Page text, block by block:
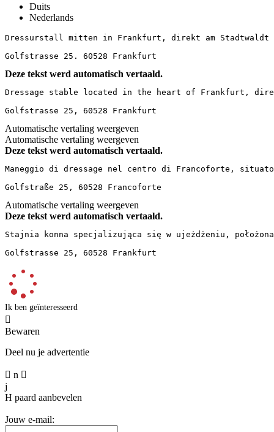
Duits
Nederlands
Dressurstall mitten in Frankfurt, direkt am Stadtwaldt
Golfstrasse 25. 60528 Frankfurt
Deze tekst werd automatisch vertaald.
Dressage stable located in the heart of Frankfurt,
Golfstrasse 25, 60528 Frankfurt
Automatische vertaling weergeven
Automatische vertaling weergeven
Deze tekst werd automatisch vertaald.
Maneggio di dressage nel centro di Francoforte,
Golfstraße 25, 60528 Francoforte
Automatische vertaling weergeven
Deze tekst werd automatisch vertaald.
Stajnia konna specjalizująca się w ujeżdżeniu, położona
Golfstrasse 25, 60528 Frankfurt
Ik ben geïnteresseerd

Bewaren
Deel nu je advertentie
 n 
j
H paard aanbevelen
Jouw e-mail: